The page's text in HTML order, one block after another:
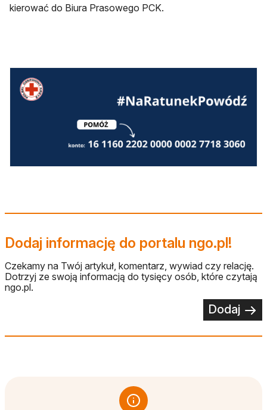
kierować do Biura Prasowego PCK.
Dodaj informację do portalu ngo.pl!
Czekamy na Twój artykuł, komentarz, wywiad czy relację.
Dotrzyj ze swoją informacją do tysięcy osób, które czytają
ngo.pl.
Dodaj